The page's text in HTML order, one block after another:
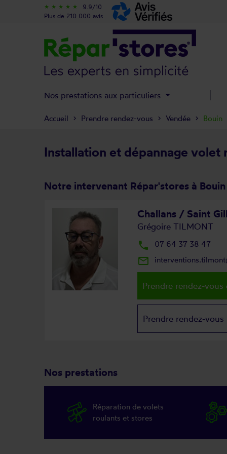
Installation et dépannage volet
Notre intervenant Répar'stores à Bouin
Challans / Saint
Grégoire TILMONT
local_phone 07 64 37 38 47
mail_outline
Prendre rendez-vous
Prendre rendez-vous
Nos prestations
Réparation de volets
roulants et stores
Accueil Prendre rendez-vous Vendée Bouin
star_rate star_rate star_rate star_rate star_rate
9.9/10
Plus de 210 000 avis
Nos prestations aux particuliers